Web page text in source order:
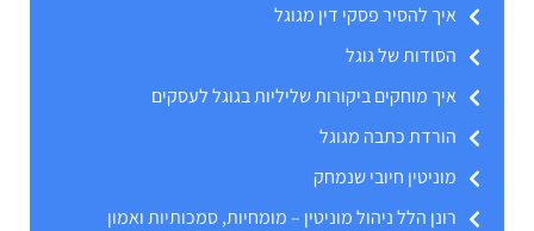
איך להסיר פסקי דין מגוגל
הסודות של גוגל
איך מוחקים ביקורות שליליות בגוגל לעסקים
הורדת כתבה מגוגל
מוניטין חיובי שנמחק
רונן הלל ניהול מוניטין – מומחיות, סמכותיות ואמון